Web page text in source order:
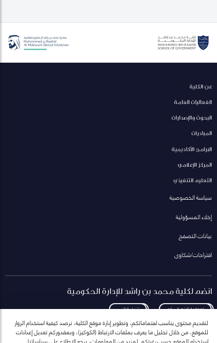
عن الكلية
الفعاليات العامة
البحوث والإصدارات
المبادرات
البرامج الأكاديمية
المركز الإعلامي
التعليم التنفيذي
سياسة الخصوصية
إخلاء المسؤولية
بيانات التصفح
اقتراحات/شكاوى
انضم لكلية محمد بن راشد للإدارة الحكومية
لمعاودة الاتصال بكم تنزيل الكتيب
لتقديم محتوى يناسب اهتماماتكم، وتطوير إدارة موقع الكلية، نرصد كيفية استخدام الزوار
للموقع، من خلال تحليل ما يعرف بملفات الارتباط (الكوكيز)، وبمقدوركم تعديل إعدادات